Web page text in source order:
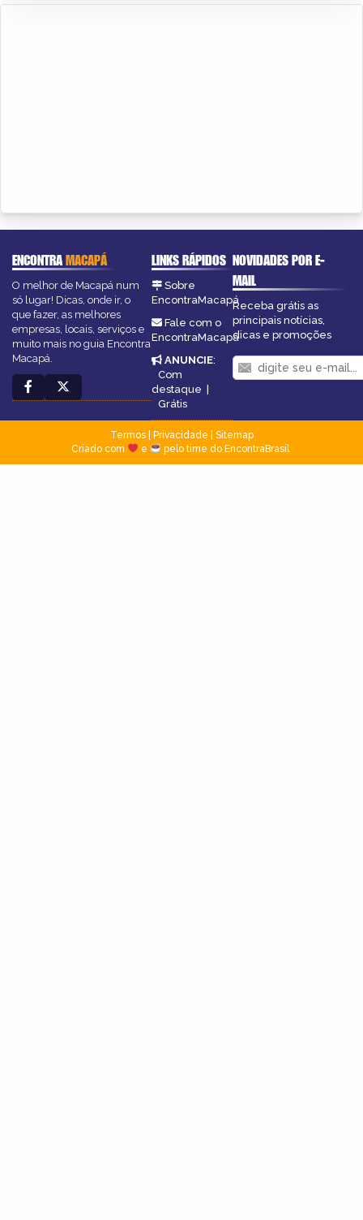
ENCONTRAMACAPÁ
O melhor de Macapá num
só lugar! Dicas, onde ir, o
que fazer, as melhores
empresas, locais, serviços e
muito mais no guia Encontra
Macapá.
LINKS RÁPIDOS
Sobre
EncontraMacapá
Fale com o
EncontraMacapá
ANUNCIE:
Com
destaque |
Grátis
NOVIDADES POR E-
MAIL
Receba grátis as
principais notícias,
dicas e promoções
Termos| Privacidade
Sitemap
Criado com
e pelo time do EncontraBrasil